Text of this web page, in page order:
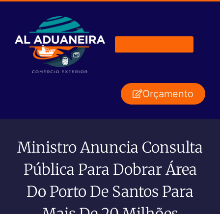
Orçamento
Ministro Anuncia Consulta
Pública Para Dobrar Área
Do Porto De Santos Para